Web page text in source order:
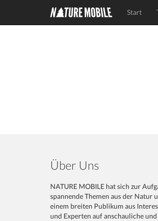
Start
Über Uns
NATURE MOBILE hat sich zur
spannende Themen aus der Natur
einem breiten Publikum aus
und Experten auf anschauliche